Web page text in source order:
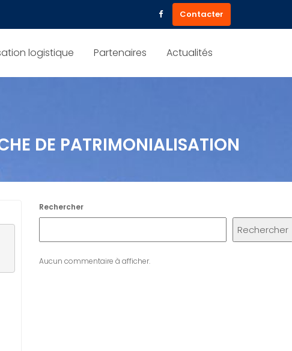
Contacter
logistique Partenaires Actualités
DE PATRIMONIALISATION
Rechercher
Rechercher
Aucun commentaire à afficher.